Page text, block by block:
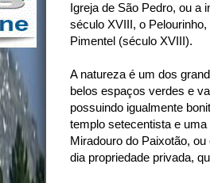
Igreja de São Pedro, ou a
século XVIII, o
Pimentel (século XVIII).
A natureza é um dos
belos espaços verdes e
possuindo igualmente
templo setecentista e
Miradouro do Paixotão,
dia propriedade privada,